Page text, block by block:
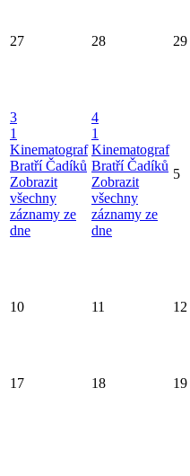
27 28 29
3
1
Kinematograf
Bratří Čadíků
Zobrazit
všechny
záznamy ze
dne
4
1
Kinematograf
Bratří Čadíků
Zobrazit
všechny
záznamy ze
dne
5
10 11 12
17 18 19